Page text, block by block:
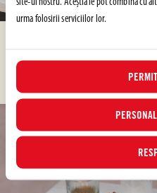
site-ul nostru. Aceștia le pot combina cu
urma folosirii serviciilor lor.
moale